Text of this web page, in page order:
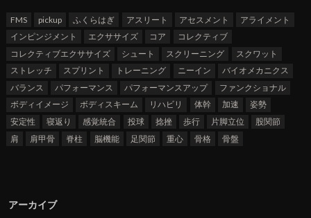
FMS pickup ふくらはぎ アスリート アセスメント
アライメント
インピンジメント
エクササイズ コア
コレクティブ
コレクティブエクササイズ
シュート スクリーニング
スクワット
ストレッチ
スプリント トレーニング ニーイン
バイオメカニクス
バランス
パフォーマンス パフォーマンスアップ
ファンクショナル
ボディイメージ
ボディスキーム リハビリ 体幹 加速
姿勢
安定性
寝返り 感覚統合 投球 捻挫 歩行 片脚立位
股関節
肩
肩甲骨 脊柱 脳機能 足関節 重心 骨格 骨盤
アーカイブ